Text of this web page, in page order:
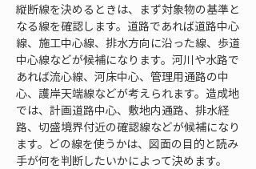
縦断線を決めるときは、まず対象物の基準と
なる線を確認します。道路であれば道路中心
線、施工中心線、排水方向に沿った線、歩道
中心線などが候補になります。河川や水路で
あれば流心線、河床中心、管理用通路の中
心、護岸天端線などが考えられます。造成地
では、計画道路中心、敷地内通路、排水経
路、切盛境界付近の確認線などが候補になり
ます。どの線を使うかは、図面の目的と読み
手が何を判断したいかによって決めます。